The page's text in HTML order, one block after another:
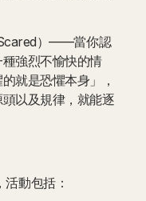
）——當你認
強烈不愉快的情
就是恐懼本身」，
以及規律，就能逐
動包括：